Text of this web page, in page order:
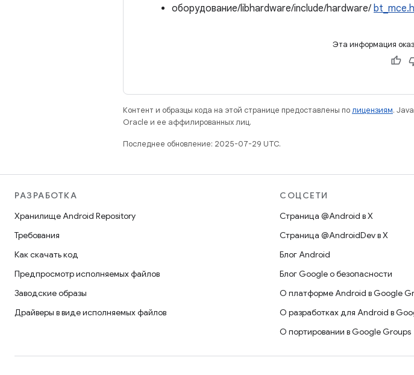
оборудование/libhardware/include/hardware/ bt_mce.h
Эта информация
Контент и образцы кода на этой странице предоставлены полицензиям.
Oracle и ее аффилированных лиц.
Последнее обновление: 2025-07-29 UTC.
РАЗРАБОТКА
Хранилище Android Repository
Требования
Как скачать код
Предпросмотр исполняемых файлов
Заводские образы
Драйверы в виде исполняемых файлов
СОЦСЕТИ
Страница @Android в X
Страница @AndroidDev в X
Блог Android
Блог Google о безопасности
О платформе Android в Google
О разработках для Android в
О портировании в Google Groups